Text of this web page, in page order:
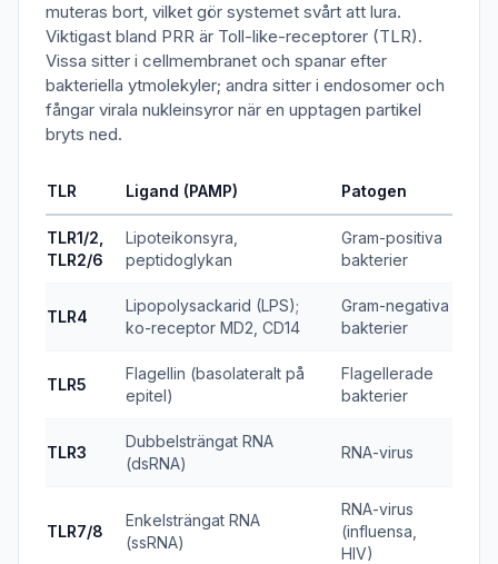
muteras bort, vilket gör systemet svårt att lura.
Viktigast bland PRR är Toll-like-receptorer (TLR).
Vissa sitter i cellmembranet och spanar efter
bakteriella ytmolekyler; andra sitter i endosomer och
fångar virala nukleinsyror när en upptagen partikel
bryts ned.
TLR Ligand (PAMP) Patogen
TLR1/2,
TLR2/6
Lipoteikonsyra,
peptidoglykan
Gram-positiva
bakterier
TLR4
Lipopolysackarid (LPS);
ko-receptor MD2, CD14
Gram-negativa
bakterier
TLR5
Flagellin (basolateralt på
epitel)
Flagellerade
bakterier
TLR3
Dubbelsträngat RNA
(dsRNA)
RNA-virus
TLR7/8
Enkelsträngat RNA
(ssRNA)
RNA-virus
(influensa,
HIV)